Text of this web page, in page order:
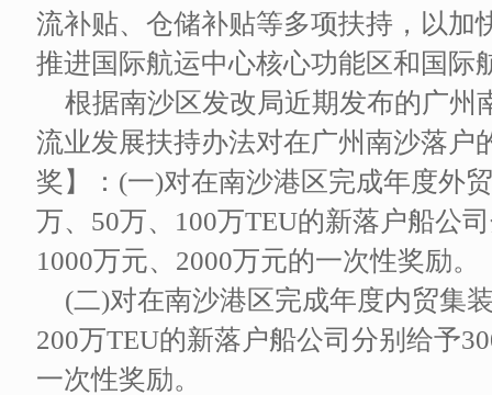
流补贴、仓储补贴等多项扶持，以加
推进国际航运中心核心功能区和国际
根据南沙区发改局近期发布的广州
流业发展扶持办法对在广州南沙落户
奖】：(一)对在南沙港区完成年度外
万、50万、100万TEU的新落户船公
1000万元、2000万元的一次性奖励。
(二)对在南沙港区完成年度内贸集
200万TEU的新落户船公司分别给予
一次性奖励。